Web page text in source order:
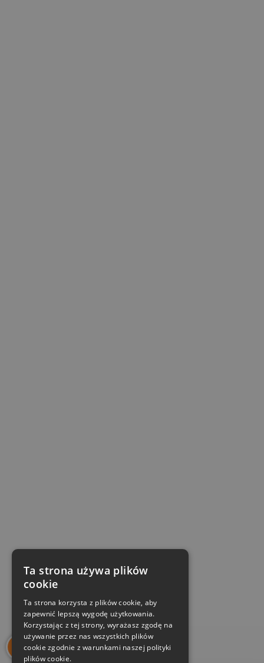
Ta strona używa plików
cookie
Ta strona korzysta z plików cookie, aby
zapewnić lepszą wygodę użytkowania.
Korzystając z tej strony, wyrażasz zgodę na
używanie przez nas wszystkich plików
cookie zgodnie z warunkami naszej polityki
plików cookie.